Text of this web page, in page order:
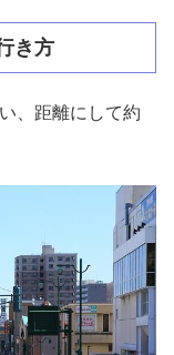
き方
、距離にして約